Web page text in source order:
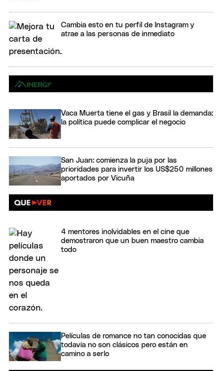
Cambia esto en tu perfil de Instagram y
atrae a las personas de inmediato
Vaca Muerta tiene el gas y Brasil la demanda:
la política puede complicar el negocio
San Juan: comienza la puja por las
prioridades para invertir los US$250 millones
aportados por Vicuña
4 mentores inolvidables en el cine que
demostraron que un buen maestro cambia
todo
Películas de romance no tan conocidas que
todavía no son clásicos pero están en
camino a serlo